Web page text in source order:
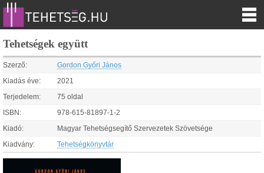
Tehetségek együtt
Szerző: Gordon Győri János
Kiadás éve: 2021
Terjedelem: 75 oldal
ISBN: 978-615-81897-1-2
Kiadó: Magyar Tehetségsegítő Szervezetek Szövetsége
Kiadvány: Tehetségkönyvtár